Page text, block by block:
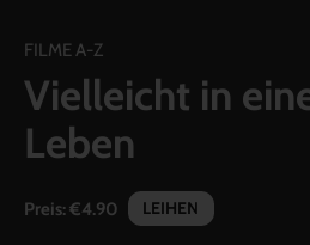
Gutscheine
Account
FILME A-Z
Vielleicht in
Leben
Preis:€4.90 LEIHEN